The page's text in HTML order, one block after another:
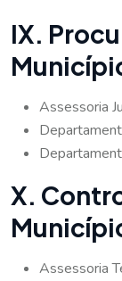
IX.
Assessoria
X.
Assessoria